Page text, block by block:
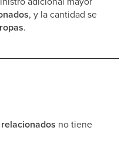
, y la cantidad se
.
no tiene